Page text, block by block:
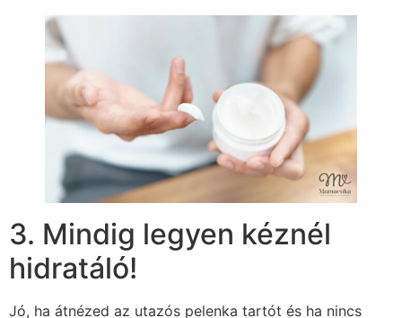
3. Mindig legyen kéznél
hidratáló!
Jó, ha átnézed az utazós pelenka tartót és ha nincs